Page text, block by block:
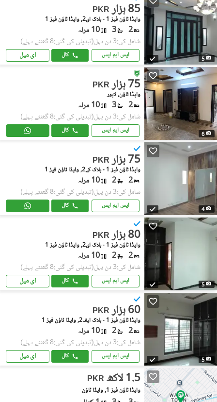
5
PKR 85 ہزار
واپڈا ٹاؤن فیز 1 - بلاک ای2, واپڈا ٹاؤن فیز 1
2
3 10 مرلہ
شامل کی:3 دن پہل (تبدیلی کی گئی:8 گھنٹے پہلے)
ایس ایم ایس کال ای میل
6
PKR 75 ہزار
واپڈا ٹاؤن, لاہور
2
3 10 مرلہ
شامل کی:3 دن پہل (تبدیلی کی گئی:8 گھنٹے پہلے)
ایس ایم ایس کال
4
PKR 75 ہزار
واپڈا ٹاؤن فیز 1 - بلاک کے2, واپڈا ٹاؤن فیز 1
2
2 10 مرلہ
شامل کی:3 دن پہل (تبدیلی کی گئی:8 گھنٹے پہلے)
ایس ایم ایس کال
5
PKR 80 ہزار
واپڈا ٹاؤن فیز 1 - بلاک ای2, واپڈا ٹاؤن فیز 1
2
2 10 مرلہ
شامل کی:3 دن پہل (تبدیلی کی گئی:8 گھنٹے پہلے)
ایس ایم ایس کال ای میل
5
PKR 60 ہزار
واپڈا ٹاؤن فیز 1 - بلاک ایف2, واپڈا ٹاؤن فیز 1
2
2 10 مرلہ
شامل کی:3 دن پہل (تبدیلی کی گئی:8 گھنٹے پہلے)
ایس ایم ایس کال ای میل
PKR 1.5 لاکھ
واپڈا ٹاؤن فیز 1, واپڈا ٹاؤن